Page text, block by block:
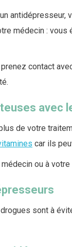
antidépresseur,
médecin :
contact
avec
de votre
car ils
ou à
sont à